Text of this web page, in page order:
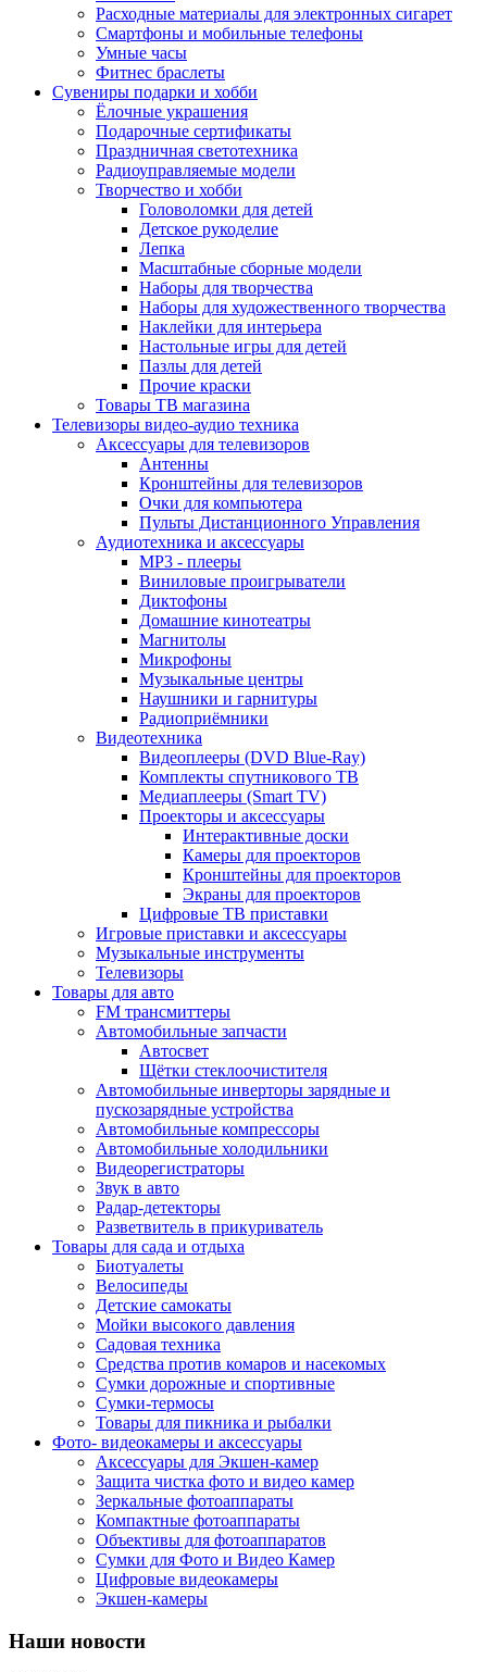
Расходные материалы для электронных сигарет
Смартфоны и мобильные телефоны
Умные часы
Фитнес браслеты
Сувениры подарки и хобби
Ёлочные украшения
Подарочные сертификаты
Праздничная светотехника
Радиоуправляемые модели
Творчество и хобби
Головоломки для детей
Детское рукоделие
Лепка
Масштабные сборные модели
Наборы для творчества
Наборы для художественного творчества
Наклейки для интерьера
Настольные игры для детей
Пазлы для детей
Прочие краски
Товары ТВ магазина
Телевизоры видео-аудио техника
Аксессуары для телевизоров
Антенны
Кронштейны для телевизоров
Очки для компьютера
Пульты Дистанционного Управления
Аудиотехника и аксессуары
MP3 - плееры
Виниловые проигрыватели
Диктофоны
Домашние кинотеатры
Магнитолы
Микрофоны
Музыкальные центры
Наушники и гарнитуры
Радиоприёмники
Видеотехника
Видеоплееры (DVD Blue-Ray)
Комплекты спутникового ТВ
Медиаплееры (Smart TV)
Проекторы и аксессуары
Интерактивные доски
Камеры для проекторов
Кронштейны для проекторов
Экраны для проекторов
Цифровые ТВ приставки
Игровые приставки и аксессуары
Музыкальные инструменты
Телевизоры
Товары для авто
FM трансмиттеры
Автомобильные запчасти
Автосвет
Щётки стеклоочистителя
Автомобильные инверторы зарядные и
пускозарядные устройства
Автомобильные компрессоры
Автомобильные холодильники
Видеорегистраторы
Звук в авто
Радар-детекторы
Разветвитель в прикуриватель
Товары для сада и отдыха
Биотуалеты
Велосипеды
Детские самокаты
Мойки высокого давления
Садовая техника
Средства против комаров и насекомых
Сумки дорожные и спортивные
Сумки-термосы
Товары для пикника и рыбалки
Фото- видеокамеры и аксессуары
Аксессуары для Экшен-камер
Защита чистка фото и видео камер
Зеркальные фотоаппараты
Компактные фотоаппараты
Объективы для фотоаппаратов
Сумки для Фото и Видео Камер
Цифровые видеокамеры
Экшен-камеры
Наши новости